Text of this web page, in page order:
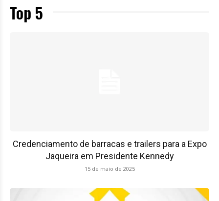
Top 5
Credenciamento de barracas e trailers para a Expo
Jaqueira em Presidente Kennedy
15 de maio de 2025